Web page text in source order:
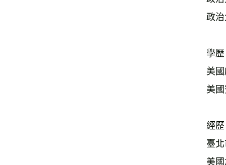
政
學歷
美
美
經歷
臺
美